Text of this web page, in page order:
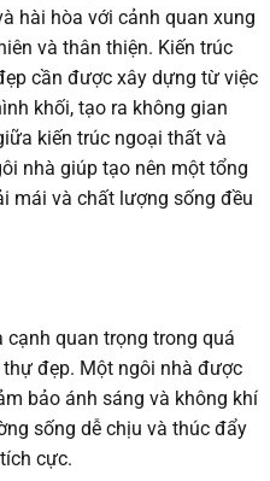
hài hòa với cảnh quan xung
và thân thiện. Kiến trúc
cần được xây dựng từ việc
khối, tạo ra không gian
kiến trúc ngoại thất và
nhà giúp tạo nên một tổng
mái và chất lượng sống đều
quan trọng trong quá
đẹp. Một ngôi nhà được
bảo ánh sáng và không khí
sống dễ chịu và thúc đẩy
cực.